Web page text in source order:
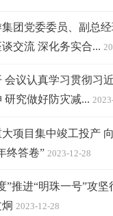
团党委委员、副总
交流 深化务实合...
会议认真学习贯彻习
研究做好防灾减...
项目集中竣工投产
终答卷” 2023-12-28
”推进“明珠一号”攻
2023-12-28